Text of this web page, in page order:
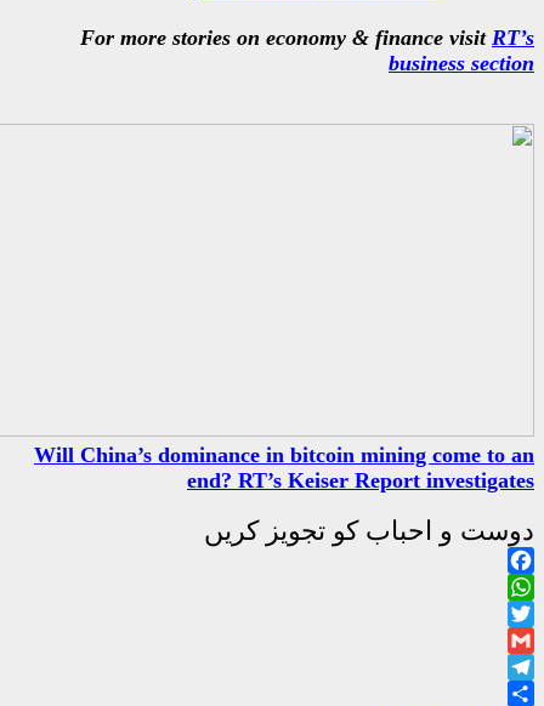
For more stories on
Will China’s dominance in
end? RT’s
کریں